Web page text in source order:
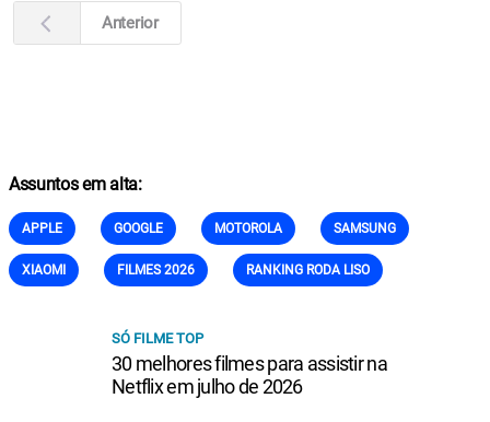
Anterior
Assuntos em alta:
APPLE GOOGLE MOTOROLA SAMSUNG
XIAOMI FILMES 2026 RANKING RODA LISO
SÓ FILME TOP
30 melhores filmes para assistir na
Netflix em julho de 2026